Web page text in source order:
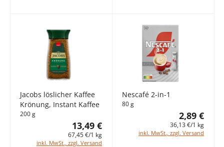
Jacobs löslicher Kaffee
Krönung, Instant Kaffee
200 g
13,49 €
67,45 €/1 kg
inkl. MwSt., zzgl. Versand
Nescafé 2-in-1
80 g
2,89 €
36,13 €/1 kg
inkl. MwSt., zzgl. Versand